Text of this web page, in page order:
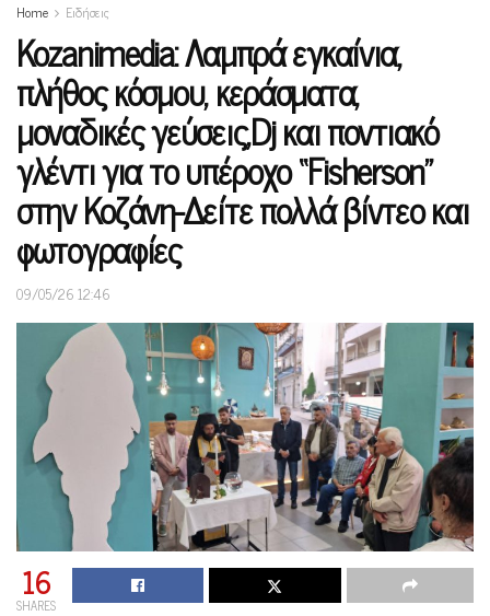
Home Ειδήσεις
Kozanimedia: Λαμπρά εγκαίνια,
πλήθος κόσμου, κεράσματα,
μοναδικές γεύσεις,Dj και ποντιακό
γλέντι για το υπέροχο “Fisherson”
στην Κοζάνη-Δείτε πολλά βίντεο και
φωτογραφίες
09/05/26 12:46
16
SHARES